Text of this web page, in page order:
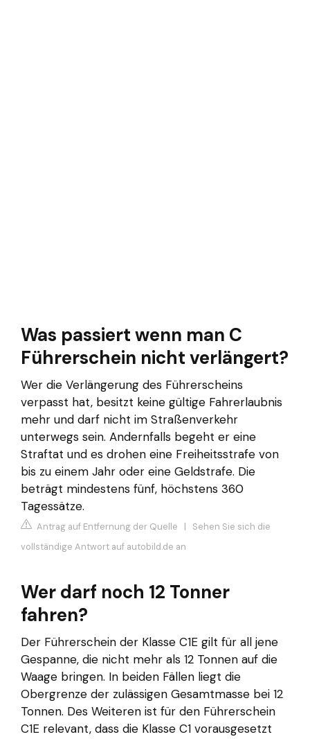
Was passiert wenn man C
Führerschein nicht verlängert?
Wer die Verlängerung des Führerscheins
verpasst hat, besitzt keine gültige Fahrerlaubnis
mehr und darf nicht im Straßenverkehr
unterwegs sein. Andernfalls begeht er eine
Straftat und es drohen eine Freiheitsstrafe von
bis zu einem Jahr oder eine Geldstrafe. Die
beträgt mindestens fünf, höchstens 360
Tagessätze.
Antrag auf Entfernung der Quelle | Sehen Sie sich die
vollständige Antwort auf autobild.de an
Wer darf noch 12 Tonner
fahren?
Der Führerschein der Klasse C1E gilt für all jene
Gespanne, die nicht mehr als 12 Tonnen auf die
Waage bringen. In beiden Fällen liegt die
Obergrenze der zulässigen Gesamtmasse bei 12
Tonnen. Des Weiteren ist für den Führerschein
C1E relevant, dass die Klasse C1 vorausgesetzt